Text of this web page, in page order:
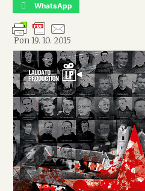
WhatsApp
Pon 19. 10. 2015